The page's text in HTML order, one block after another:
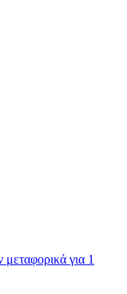
για 1